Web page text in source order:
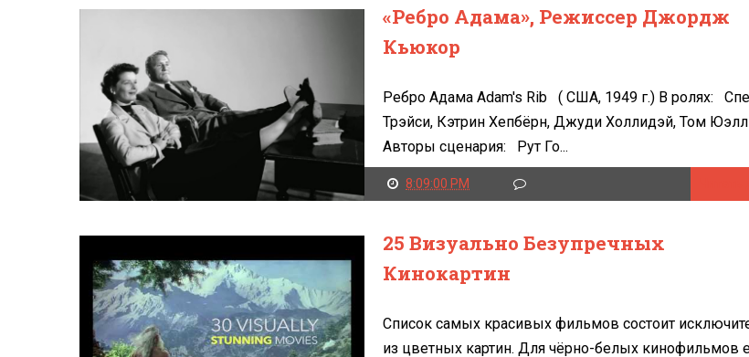
«Ребро Адама», Режиссер Джордж
Кьюкор
Ребро Адама Adam's Rib ( США, 1949 г.) В ролях:
Трэйси, Кэтрин Хепбёрн, Джуди Холлидэй, Том Юэлл
Авторы сценария: Рут Го...
8:09:00 PM
25 Визуально Безупречных
Кинокартин
Список самых красивых фильмов состоит
из цветных картин. Для чёрно-белых кинофильмов